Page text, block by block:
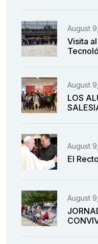
August
Visita
August
LOS
August
El
August